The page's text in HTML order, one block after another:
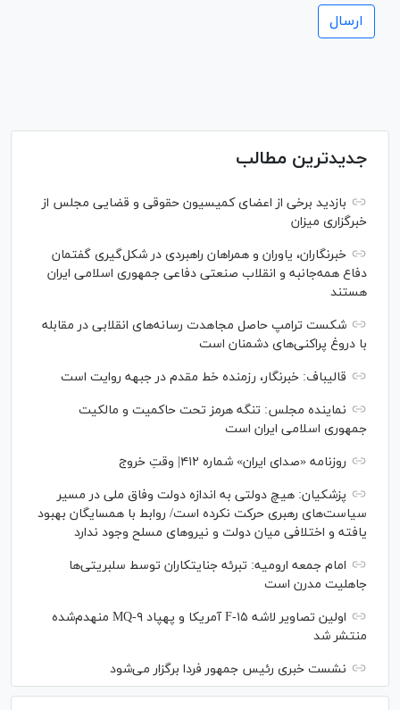
جدیدترین مطالب
بازدید برخی از اعضای کمیسیون حقوقی و قضایی مجلس از
خبرگزاری میزان
خبرنگاران، یاوران و همراهان راهبردی در شکل‌گیری گفتمان
دفاع همه‌جانبه و انقلاب صنعتی دفاعی جمهوری اسلامی ایران
هستند
شکست ترامپ حاصل مجاهدت رسانه‌های انقلابی در مقابله
با دروغ پراکنی‌های دشمنان است
قالیباف: خبرنگار، رزمنده خط مقدم در جبهه روایت است
نماینده مجلس: تنگه هرمز تحت حاکمیت و مالکیت
جمهوری اسلامی ایران است
روزنامه «صدای ایران» شماره ۴۱۲| وقتِ خروج
پزشکیان: هیچ دولتی به اندازه دولت وفاق ملی در مسیر
سیاست‌های رهبری حرکت نکرده است/ روابط با همسایگان بهبود
یافته و اختلافی میان دولت و نیروهای مسلح وجود ندارد
امام جمعه ارومیه: تبرئه جنایتکاران توسط سلبریتی‌ها
جاهلیت مدرن است
اولین تصاویر لاشه F-۱۵ آمریکا و پهپاد MQ-۹ منهدم‌شده
منتشر شد
نشست خبری رئیس‌ جمهور فردا برگزار می‌شود